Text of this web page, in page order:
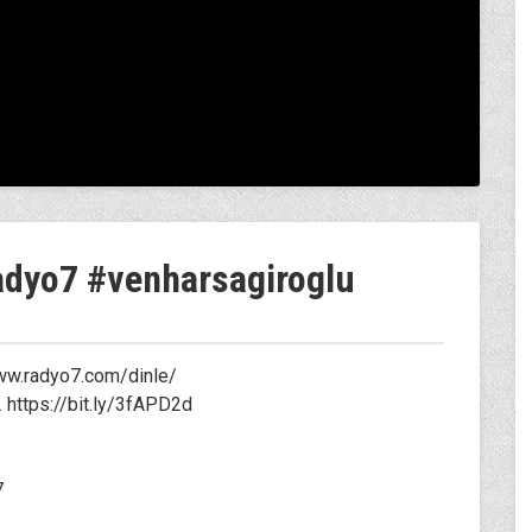
#venharsagiroglu
dinle/
https://bit.ly/3fAPD2d